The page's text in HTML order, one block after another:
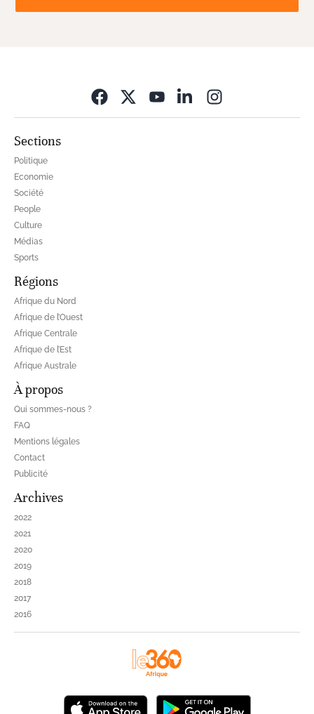
Sections
Politique
Economie
Société
People
Culture
Médias
Sports
Régions
Afrique du Nord
Afrique de l’Ouest
Afrique Centrale
Afrique de l’Est
Afrique Australe
À propos
Qui sommes-nous ?
FAQ
Mentions légales
Contact
Publicité
Archives
2022
2021
2020
2019
2018
2017
2016